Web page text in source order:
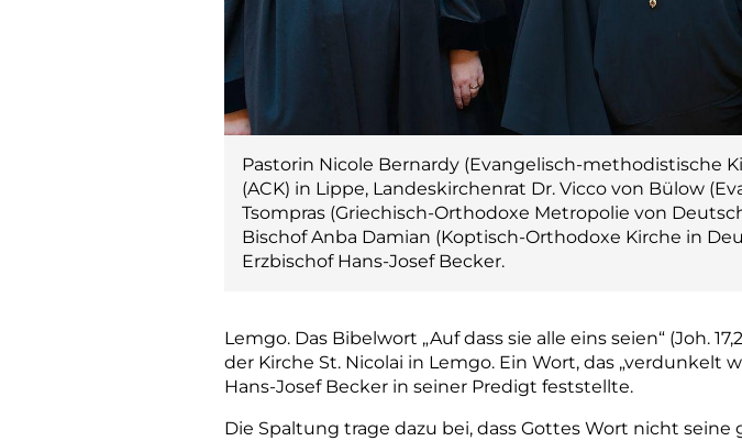
Pastorin Nicole Bernardy (Evangelisch-methodistische
(ACK) in Lippe, Landeskirchenrat Dr. Vicco von Bülow
Tsompras (Griechisch-Orthodoxe Metropolie von
Bischof Anba Damian (Koptisch-Orthodoxe Kirche in
Erzbischof Hans-Josef Becker.
Lemgo. Das Bibelwort „Auf dass sie alle eins seien“ (Joh.
der Kirche St. Nicolai in Lemgo. Ein Wort, das
Hans-Josef Becker in seiner Predigt feststellte.
Die Spaltung trage dazu bei, dass Gottes Wort nicht